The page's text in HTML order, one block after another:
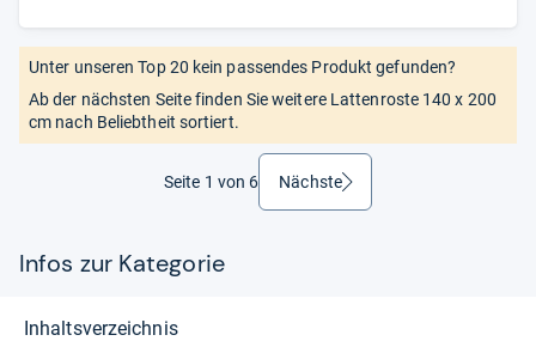
Unter unseren Top 20 kein passendes Produkt gefunden?
Ab der nächsten Seite finden Sie weitere Lattenroste 140 x 200
cm nach Beliebtheit sortiert.
Seite 1 von 6 Nächsteweiter
Infos zur Kategorie
Inhaltsverzeichnis